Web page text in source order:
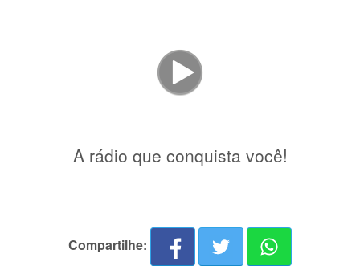
A rádio que conquista você!
Compartilhe: